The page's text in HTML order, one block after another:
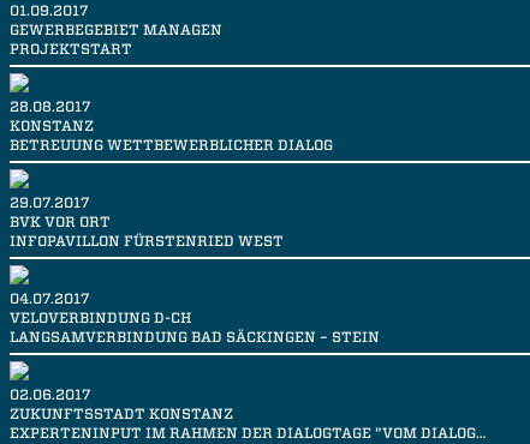
01.09.2017
GEWERBEGEBIET MANAGEN
PROJEKTSTART
28.08.2017
KONSTANZ
BETREUUNG WETTBEWERBLICHER DIALOG
29.07.2017
BVK VOR ORT
INFOPAVILLON FÜRSTENRIED WEST
04.07.2017
VELOVERBINDUNG D-CH
LANGSAMVERBINDUNG BAD SÄCKINGEN – STEIN
02.06.2017
ZUKUNFTSSTADT KONSTANZ
EXPERTENINPUT IM RAHMEN DER DIALOGTAGE "VOM DIALOG…